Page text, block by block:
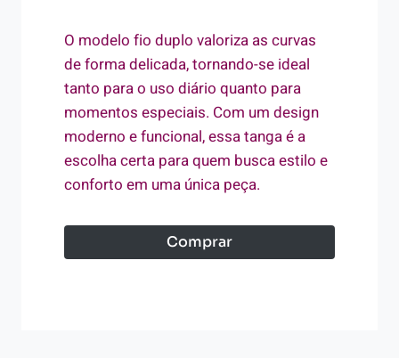
O modelo fio duplo valoriza as curvas
de forma delicada, tornando-se ideal
tanto para o uso diário quanto para
momentos especiais. Com um design
moderno e funcional, essa tanga é a
escolha certa para quem busca estilo e
conforto em uma única peça.
Comprar